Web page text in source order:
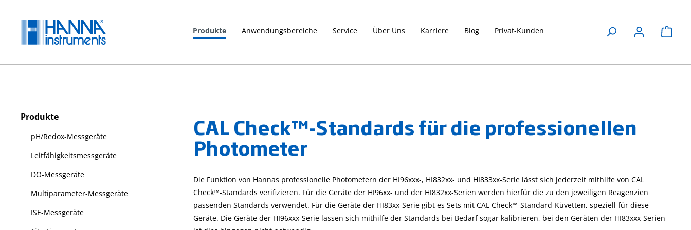
Produkte Anwendungsbereiche Service Über Uns Karriere Blog Privat-Kunden
Produkte
pH/Redox-Messgeräte
Leitfähigkeitsmessgeräte
DO-Messgeräte
Multiparameter-Messgeräte
ISE-Messgeräte
CAL Check™-Standards für die professionellen
Photometer
Die Funktion von Hannas professionelle Photometern der HI96xxx-, HI832xx- und HI833xx-Serie lässt sich jederzeit mithilfe von CAL
Check™-Standards verifizieren. Für die Geräte der HI96xx- und der HI832xx-Serien werden hierfür die zu den jeweiligen Reagenzien
passenden Standards verwendet. Für die Geräte der HI83xx-Serie gibt es Sets mit CAL Check™-Standard-Küvetten, speziell für diese
Geräte. Die Geräte der HI96xxx-Serie lassen sich mithilfe der Standards bei Bedarf sogar kalibrieren, bei den Geräten der HI83xxx-Serien